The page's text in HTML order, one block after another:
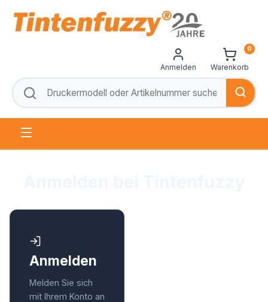
Anmelden Warenkorb
0
Anmelden
Melden Sie sich
mit Ihrem Konto an